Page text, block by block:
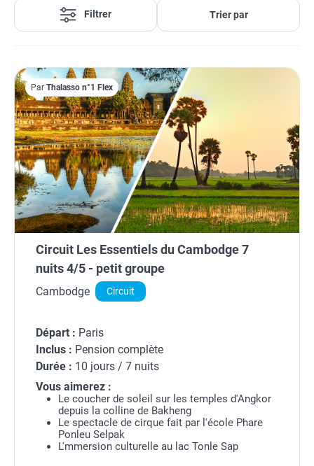
Filtrer Trier par
Par Thalasso n°1 Flex
Circuit Les Essentiels du Cambodge 7
nuits 4/5 - petit groupe
Cambodge Circuit
Départ : Paris
Inclus : Pension complète
Durée : 10 jours / 7 nuits
Vous aimerez :
Le coucher de soleil sur les temples d'Angkor
depuis la colline de Bakheng
Le spectacle de cirque fait par l'école Phare
Ponleu Selpak
L'mmersion culturelle au lac Tonle Sap